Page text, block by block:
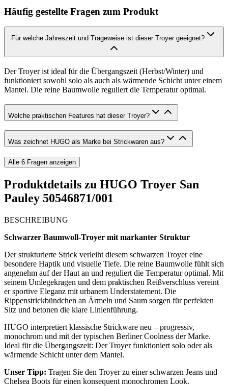
Häufig gestellte Fragen zum Produkt
Für welche Jahreszeit und Trageweise ist dieser Troyer geeignet?
Der Troyer ist ideal für die Übergangszeit (Herbst/Winter) und
funktioniert sowohl solo als auch als wärmende Schicht unter einem
Mantel. Die reine Baumwolle reguliert die Temperatur optimal.
Welche praktischen Features hat dieser Troyer?
Was zeichnet HUGO als Marke bei Strickwaren aus?
Alle 6 Fragen anzeigen
Produktdetails zu HUGO Troyer San
Pauley 50546871/001
BESCHREIBUNG
Schwarzer Baumwoll-Troyer mit markanter Struktur
Der strukturierte Strick verleiht diesem schwarzen Troyer eine
besondere Haptik und visuelle Tiefe. Die reine Baumwolle fühlt sich
angenehm auf der Haut an und reguliert die Temperatur optimal. Mit
seinem Umlegekragen und dem praktischen Reißverschluss vereint
er sportive Eleganz mit urbanem Understatement. Die
Rippenstrickbündchen an Ärmeln und Saum sorgen für perfekten
Sitz und betonen die klare Linienführung.
HUGO interpretiert klassische Strickware neu – progressiv,
monochrom und mit der typischen Berliner Coolness der Marke.
Ideal für die Übergangszeit: Der Troyer funktioniert solo oder als
wärmende Schicht unter dem Mantel.
Unser Tipp: Tragen Sie den Troyer zu einer schwarzen Jeans und
Chelsea Boots für einen konsequent monochromen Look.